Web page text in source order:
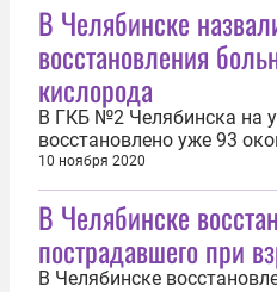
В Челябинске
восстановления
кислорода
В ГКБ №2 Челябинска на
восстановлено уже 93
этом в мэрии на
Александр Астахов. Он
продолжаются. Завершить
недели. Как сообщало ИА
ремонт в пострадавшей
10 ноября 2020
В Челябинске
пострадавшего при
В Челябинске